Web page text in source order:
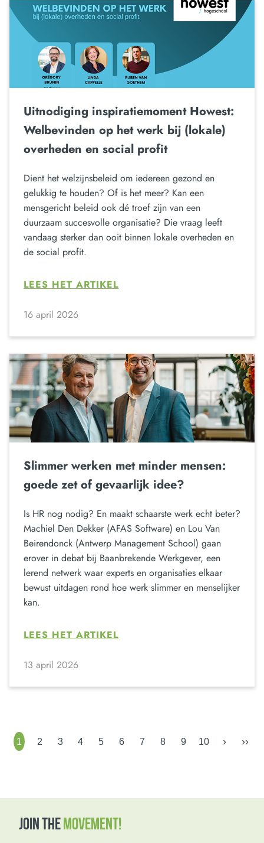
Uitnodiging inspiratiemoment Howest:
Welbevinden op het werk bij (lokale)
overheden en social profit
Dient het welzijnsbeleid om iedereen gezond en
gelukkig te houden? Of is het meer? Kan een
mensgericht beleid ook dé troef zijn van een
duurzaam succesvolle organisatie? Die vraag leeft
vandaag sterker dan ooit binnen lokale overheden en
de social profit.
LEES HET ARTIKEL
16 april 2026
Slimmer werken met minder mensen:
goede zet of gevaarlijk idee?
Is HR nog nodig? En maakt schaarste werk echt beter?
Machiel Den Dekker (AFAS Software) en Lou Van
Beirendonck (Antwerp Management School) gaan
erover in debat bij Baanbrekende Werkgever, een
lerend netwerk waar experts en organisaties elkaar
bewust uitdagen rond hoe werk slimmer en menselijker
kan.
LEES HET ARTIKEL
13 april 2026
1 2 3 4 5 6 7 8 9 10 › ››
JOIN THEMOVEMENT!